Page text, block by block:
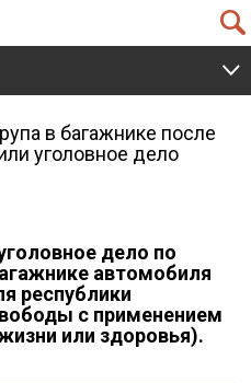
Q
V
в багажнике после
уголовное дело
дело по
автомобиля
республики
с применением
или здоровья).